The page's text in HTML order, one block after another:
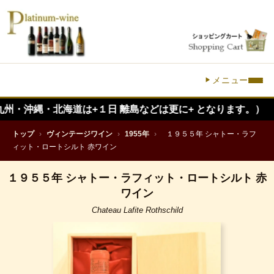
メニュー
海道は+１日 離島などは更に+ となります。）
トップ › ヴィンテージワイン › 1955年 ›
１９５５年 シャトー・ラフ
ィット・ロートシルト 赤ワイン
１９５５年 シャトー・ラフィット・ロートシルト 赤
ワイン
Chateau Lafite Rothschild